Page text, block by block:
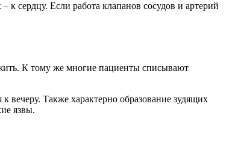
к сердцу. Если работа клапанов сосудов и артерий
К тому же многие пациенты списывают
вечеру. Также характерно образование зудящих
язвы.